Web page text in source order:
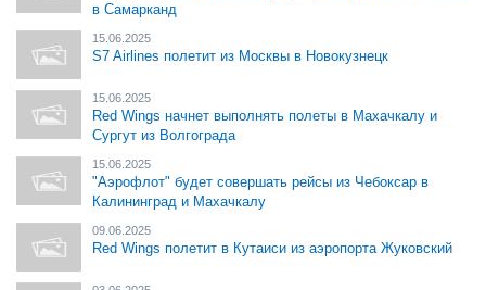
в Самарканд
15.06.2025
S7 Airlines полетит из Москвы в Новокузнецк
15.06.2025
Red Wings начнет выполнять полеты в Махачкалу и
Сургут из Волгограда
15.06.2025
"Аэрофлот" будет совершать рейсы из Чебоксар в
Калининград и Махачкалу
09.06.2025
Red Wings полетит в Кутаиси из аэропорта Жуковский